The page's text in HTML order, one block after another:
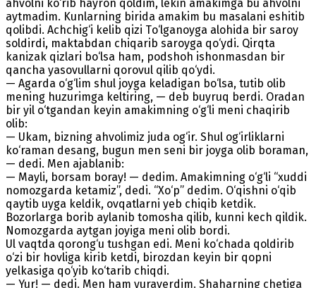
ahvolni ko‘rib hayron qoldim, lekin amakimga bu ahvolni
aytmadim. Kunlarning birida amakim bu masalani eshitib
qolibdi. Achchig‘i kelib qizi Тo‘lganoyga alohida bir saroy
soldirdi, maktabdan chiqarib saroyga qo‘ydi. Qirqta
kanizak qizlari bo‘lsa ham, podshoh ishonmasdan bir
qancha yasovullarni qorovul qilib qo‘ydi.
— Agarda o‘g‘lim shul joyga keladigan bo‘lsa, tutib olib
mening huzurimga keltiring, — deb buyruq berdi. Oradan
bir yil o‘tgandan keyin amakimning o‘g‘li meni chaqirib
olib:
— Ukam, bizning ahvolimiz juda og‘ir. Shul og‘irliklarni
ko‘raman desang, bugun men seni bir joyga olib boraman,
— dedi. Men ajablanib:
— Mayli, borsam boray! — dedim. Amakimning o‘g‘li “xuddi
nomozgarda ketamiz”, dedi. “Xo‘p” dedim. O‘qishni o‘qib
qaytib uyga keldik, ovqatlarni yeb chiqib ketdik.
Bozorlarga borib aylanib tomosha qilib, kunni kech qildik.
Nomozgarda aytgan joyiga meni olib bordi.
Ul vaqtda qorong‘u tushgan edi. Meni ko‘chada qoldirib
o‘zi bir hovliga kirib ketdi, birozdan keyin bir qopni
yelkasiga qo‘yib ko‘tarib chiqdi.
— Yur! — dedi. Men ham yuraverdim. Shaharning chetiga